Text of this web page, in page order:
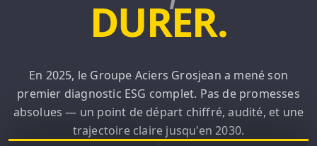
DURER.
En 2025, le Groupe Aciers Grosjean a mené son
premier diagnostic ESG complet. Pas de promesses
absolues — un point de départ chiffré, audité, et une
trajectoire claire jusqu'en 2030.